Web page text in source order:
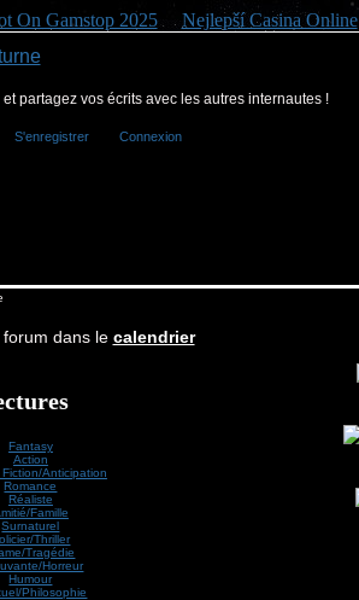
On Gamstop 2025 Nejlepší Casina Online
partagez vos écrits avec les autres internautes !
S'enregistrer Connexion
dans le calendrier
Fantasy
Action
Anticipation
Romance
Réaliste
Famille
Surnaturel
Thriller
Tragédie
Horreur
Humour
Philosophie